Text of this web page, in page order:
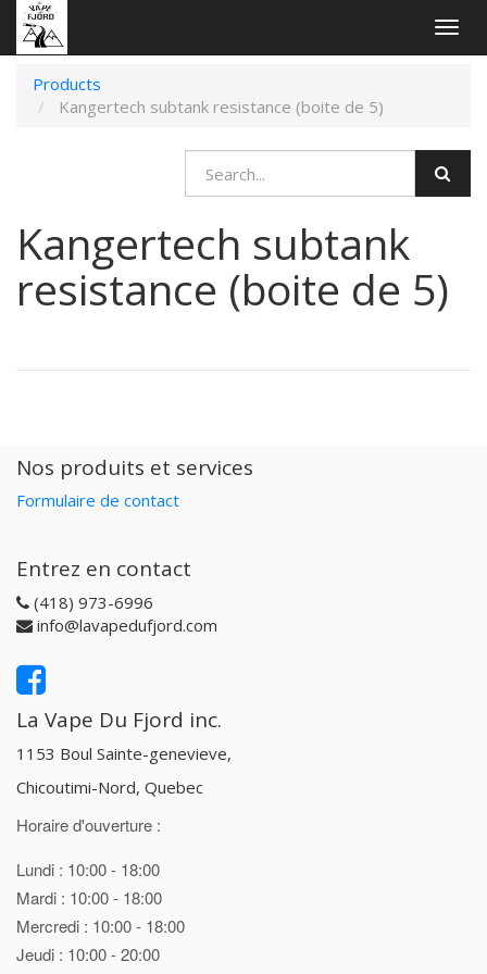
Products
Kangertech subtank resistance (boite de 5)
Kangertech subtank
resistance (boite de 5)
Nos produits et services
Formulaire de contact
Entrez en contact
(418) 973-6996
info@lavapedufjord.com
La Vape Du Fjord inc.
1153 Boul Sainte-genevieve,
Chicoutimi-Nord, Quebec
Horaire d'ouverture :
Lundi : 10:00 - 18:00
Mardi : 10:00 - 18:00
Mercredi : 10:00 - 18:00
Jeudi : 10:00 - 20:00